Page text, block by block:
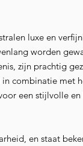
luxe en
worden
zijn prachtig
in combinatie met
een stijlvolle en
en staat